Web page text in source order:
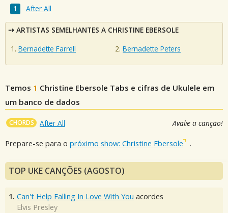
After All
ARTISTAS SEMELHANTES A CHRISTINE EBERSOLE
Bernadette Farrell
Bernadette Peters
Temos 1 Christine Ebersole Tabs e cifras de Ukulele em
um banco de dados
CHORDS After All Avalie a canção!
Prepare-se para o próximo show: Christine Ebersole .
TOP UKE CANÇÕES (AGOSTO)
1. Can't Help Falling In Love With You acordes
Elvis Presley